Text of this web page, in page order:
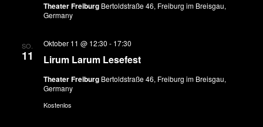
Theater Freiburg Bertoldstraße 46, Freiburg im Breisgau,
Germany
SO.
11 Lirum Larum Lesefest
Oktober 11 @ 12:30 - 17:30
Theater Freiburg Bertoldstraße 46, Freiburg im Breisgau,
Germany
Kostenlos